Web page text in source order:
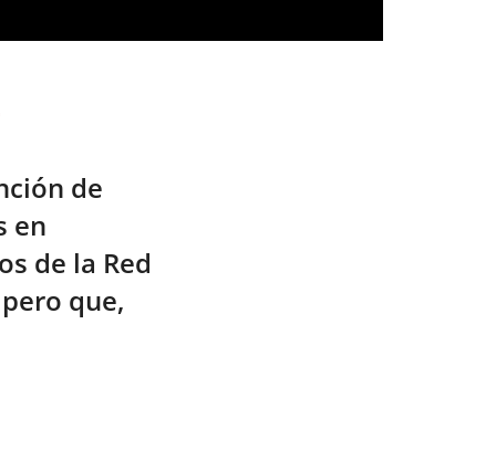
de
en
de la Red
que,